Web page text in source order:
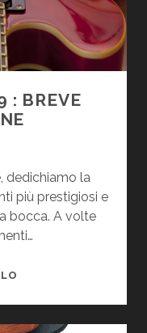
: BREVE
dedichiamo la
più prestigiosi e
bocca. A volte